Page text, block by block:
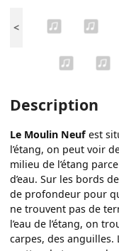
<
Description
Le Moulin Neufest
l’étang, on peut voir
milieu de l’étang
d’eau. Sur les bords
de profondeur pour
ne trouvent pas de
l’eau de l’étang, on
carpes, des